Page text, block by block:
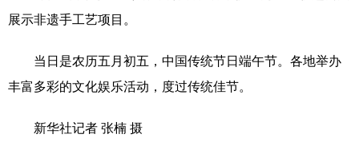
展示非遗手工艺项目。
当日是农历五月初五，中国传统节日端午节。各地举办
丰富多彩的文化娱乐活动，度过传统佳节。
新华社记者 张楠 摄